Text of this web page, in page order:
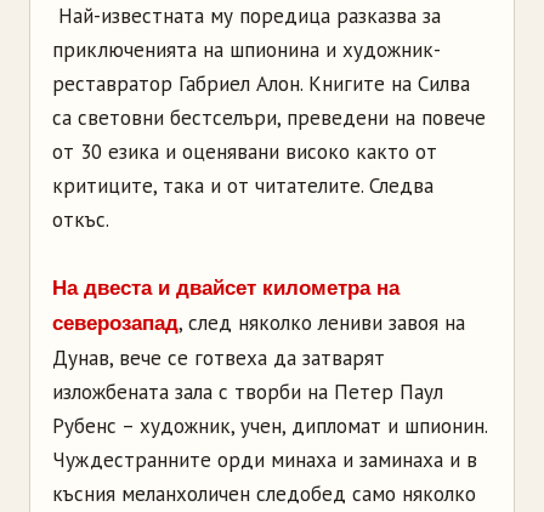
Най-известната му поредица разказва за
приключенията на шпионина и художник-
реставратор Габриел Алон. Книгите на Силва
са световни бестселъри, преведени на повече
от 30 езика и оценявани високо както от
критиците, така и от читателите. Следва
откъс.
На двеста и двайсет километра на
северозапад, след няколко лениви завоя на
Дунав, вече се готвеха да затварят
изложбената зала с творби на Петер Паул
Рубенс – художник, учен, дипломат и шпионин.
Чуждестранните орди минаха и заминаха и в
късния меланхоличен следобед само няколко